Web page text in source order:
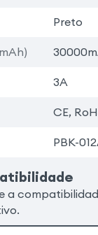
Preto
3A
CE,
PBK-
a